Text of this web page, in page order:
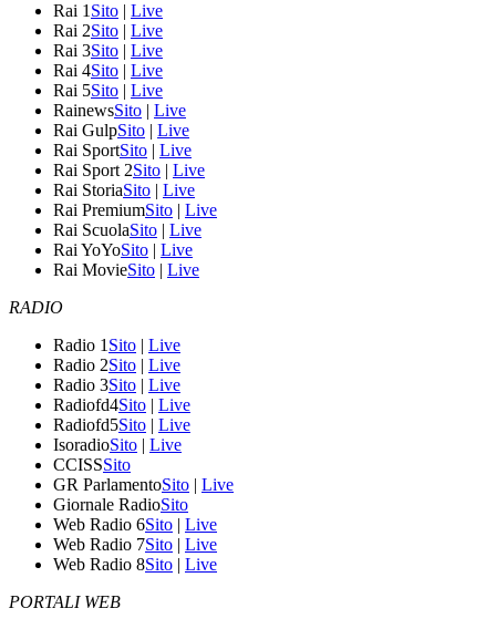
Rai 1 Sito | Live
Rai 2Sito | Live
Rai 3Sito | Live
Rai 4Sito | Live
Rai 5Sito | Live
RainewsSito | Live
Rai GulpSito | Live
Rai SportSito | Live
Rai Sport 2Sito | Live
Rai StoriaSito | Live
Rai PremiumSito | Live
Rai ScuolaSito | Live
Rai YoYoSito | Live
Rai MovieSito | Live
RADIO
Radio 1 Sito | Live
Radio 2Sito | Live
Radio 3Sito | Live
Radiofd4Sito | Live
Radiofd5Sito | Live
IsoradioSito | Live
CCISSSito
GR ParlamentoSito | Live
Giornale RadioSito
Web Radio 6Sito | Live
Web Radio 7Sito | Live
Web Radio 8Sito | Live
PORTALI WEB